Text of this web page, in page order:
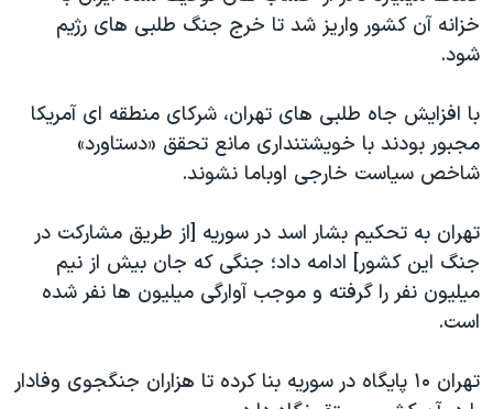
خزانه آن کشور واریز شد تا خرج جنگ طلبی های رژیم
شود.
با افزایش جاه طلبی های تهران، شرکای منطقه ای آمریکا
مجبور بودند با خویشتنداری مانع تحقق «دستاورد»
شاخص سیاست خارجی اوباما نشوند.
تهران به تحکیم بشار اسد در سوریه [از طریق مشارکت در
جنگ این کشور] ادامه داد؛ جنگی که جان بیش از نیم
میلیون نفر را گرفته و موجب آوارگی میلیون ها نفر شده
است.
تهران ۱۰ پایگاه در سوریه بنا کرده تا هزاران جنگجوی وفادار